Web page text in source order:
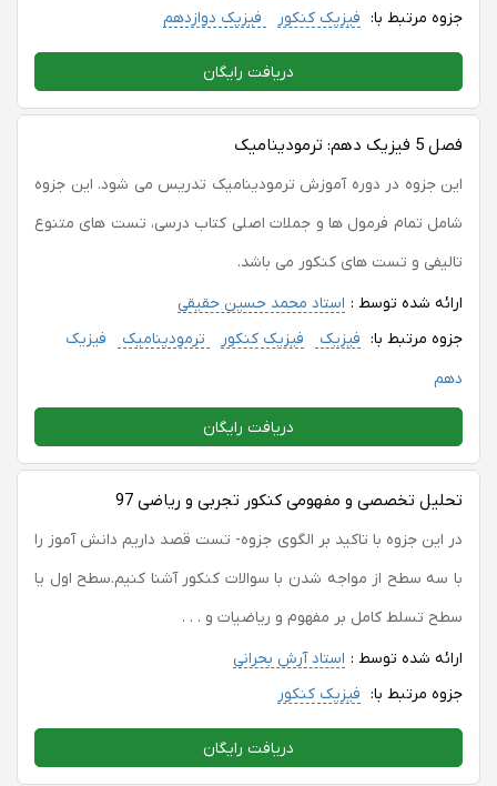
جزوه مرتبط با: فیزیک کنکور فیزیک دوازدهم
دریافت رایگان
فصل 5 فیزیک دهم: ترمودینامیک
این جزوه در دوره آموزش ترمودینامیک تدریس می شود. این جزوه
شامل تمام فرمول ها و جملات اصلی کتاب درسی، تست های متنوع
تالیفی و تست های کنکور می باشد.
ارائه شده توسط : استاد محمد حسین حقیقی
جزوه مرتبط با: فیزیک فیزیک کنکور ترمودینامیک
فیزیک
دهم
دریافت رایگان
تحلیل تخصصی و مفهومی کنکور تجربی و ریاضی 97
در این جزوه با تاکید بر الگوی جزوه- تست قصد داریم دانش آموز را
با سه سطح از مواجه شدن با سوالات کنکور آشنا کنیم.سطح اول یا
سطح تسلط کامل بر مفهوم و ریاضیات و . . .
ارائه شده توسط : استاد آرش بحرانی
جزوه مرتبط با: فیزیک کنکور
دریافت رایگان